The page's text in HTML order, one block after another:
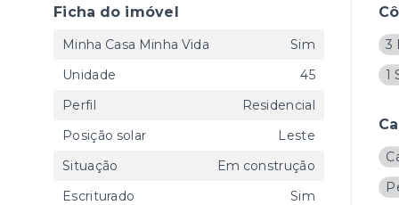
3
1
Ficha do imóvel
Minha Casa Minha Vida
Sim
Unidade
45
Perfil
Residencial
Posição solar
Leste
Situação
Em construção
Escriturado
Sim